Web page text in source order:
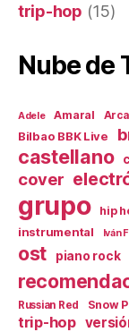
trip-hop (15)
Nube de
Adele Amaral
Bilbao BBK Live
castellano
cover
grupo hip
instrumental Iván
ost piano rock
Russian Red Snow
trip-hop